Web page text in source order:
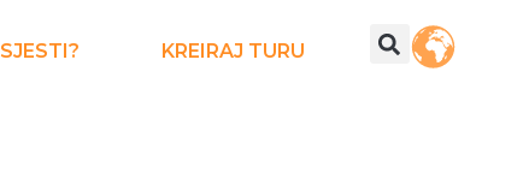
KREIRAJ TURU